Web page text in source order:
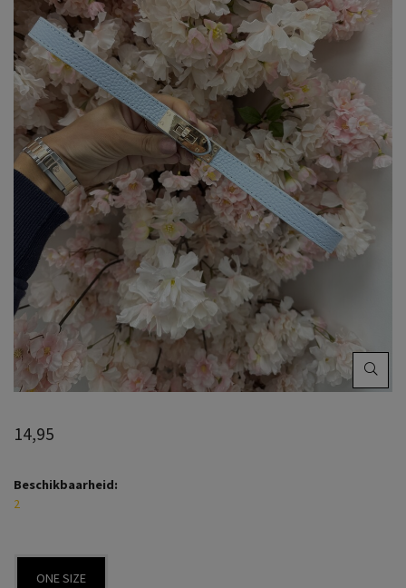
14,95
Beschikbaarheid:
2
ONE SIZE